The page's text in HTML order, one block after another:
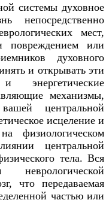
системы духовное
непосредственно
мест,
повреждением или
духовного
и открывать эти
энергетические
механизмы,
центральной
исцеление и
физиологическом
центральной
тела. Вся
неврологической
что передаваемая
частью или